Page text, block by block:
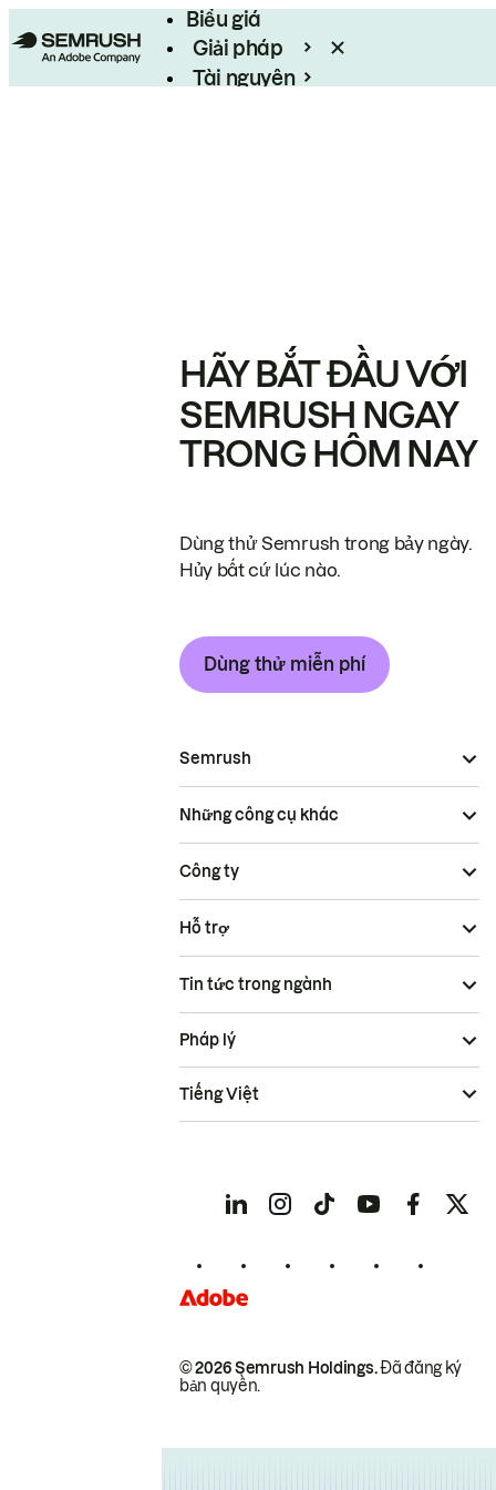
Biểu giá
Giải pháp
Tài nguyên
HÃY BẮT ĐẦU VỚI
SEMRUSH NGAY
TRONG HÔM NAY
Dùng thử Semrush trong bảy ngày.
Hủy bất cứ lúc nào.
Dùng thử miễn phí
Semrush
Những công cụ khác
Công ty
Hỗ trợ
Tin tức trong ngành
© 2026 Semrush Holdings.Đã đăng ký
bản quyền.
Pháp lý
Tiếng Việt